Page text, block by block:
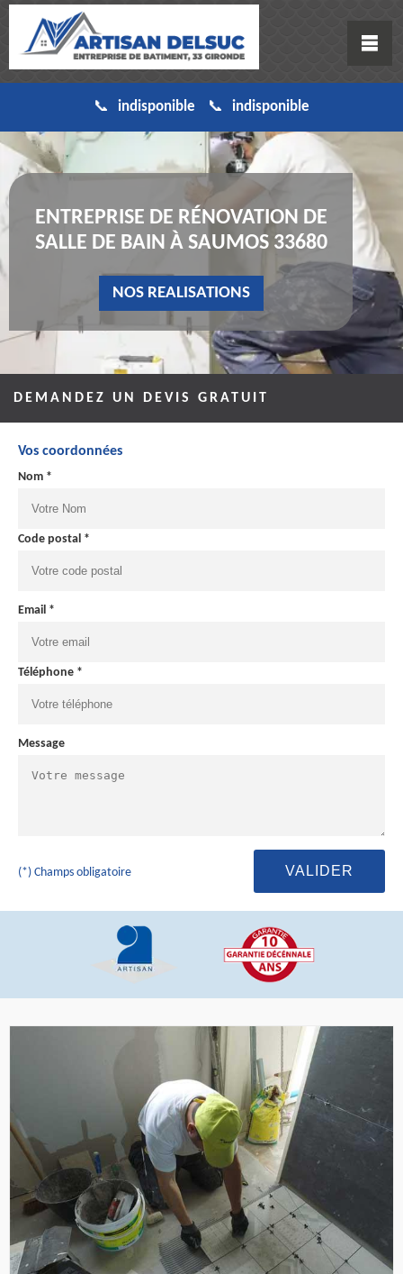
indisponible indisponible
ENTREPRISE DE RÉNOVATION DE
SALLE DE BAIN À SAUMOS 33680
NOS REALISATIONS
DEMANDEZ UN DEVIS GRATUIT
Vos coordonnées
Nom *
Code postal *
Email *
Téléphone *
Message
(*) Champs obligatoire